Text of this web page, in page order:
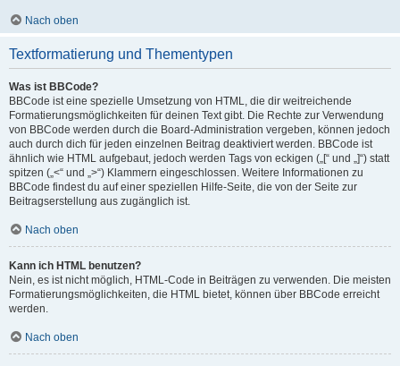
Nach oben
Textformatierung und Thementypen
Was ist BBCode?
BBCode ist eine spezielle Umsetzung von HTML, die dir weitreichende
Formatierungsmöglichkeiten für deinen Text gibt. Die Rechte zur Verwendung
von BBCode werden durch die Board-Administration vergeben, können jedoch
auch durch dich für jeden einzelnen Beitrag deaktiviert werden. BBCode ist
ähnlich wie HTML aufgebaut, jedoch werden Tags von eckigen („[“ und „]“) statt
spitzen („<“ und „>“) Klammern eingeschlossen. Weitere Informationen zu
BBCode findest du auf einer speziellen Hilfe-Seite, die von der Seite zur
Beitragserstellung aus zugänglich ist.
Nach oben
Kann ich HTML benutzen?
Nein, es ist nicht möglich, HTML-Code in Beiträgen zu verwenden. Die meisten
Formatierungsmöglichkeiten, die HTML bietet, können über BBCode erreicht
werden.
Nach oben